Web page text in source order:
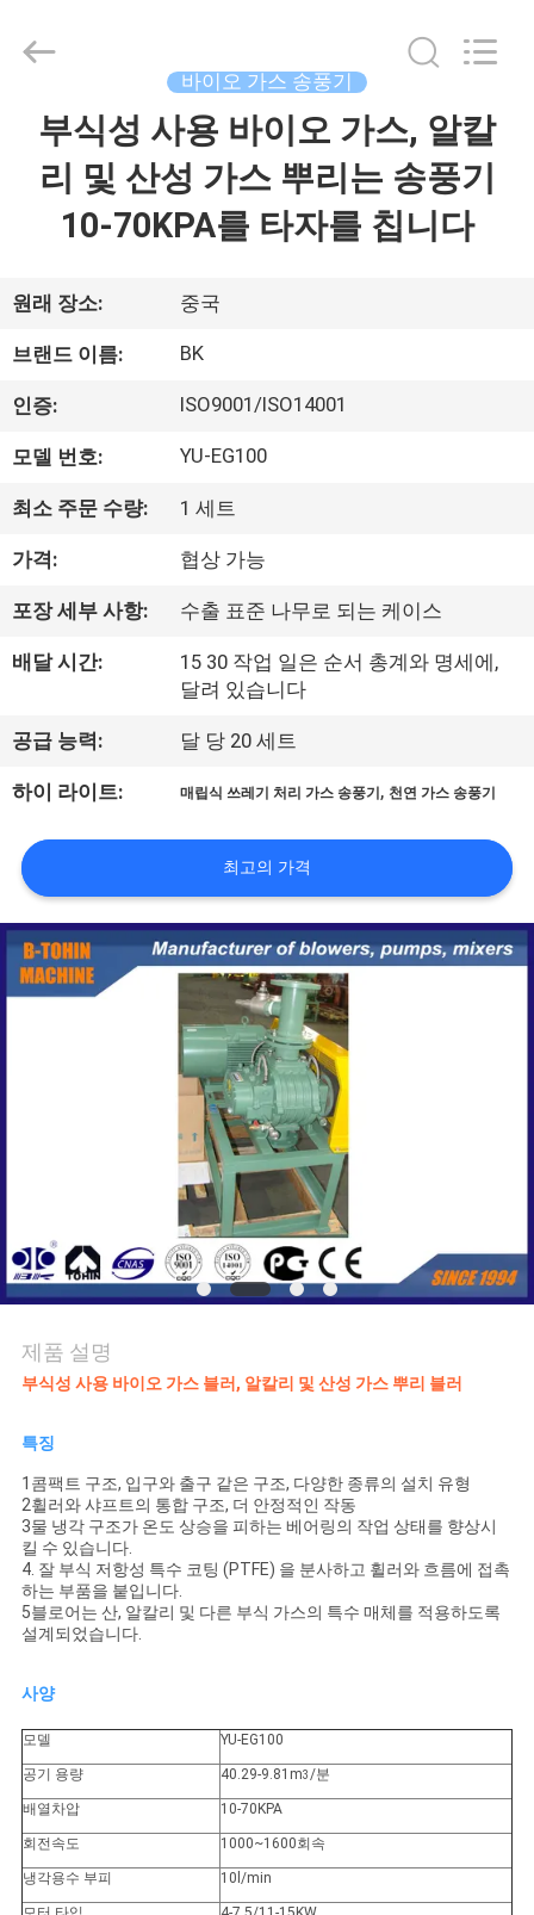
동
영
상
우
리
에
대
여
공
장
여
행
연
락
주
세
요
인
용
을
요
구
하
세
Machine
(Jiangsu)
바이오 가스 송풍기
부식성 사용 바이오 가스, 알칼
리 및 산성 가스 뿌리는 송풍기
10-70KPA를 타자를 칩니다
원래 장소: 중국
브랜드 이름: BK
인증: ISO9001/ISO14001
모델 번호: YU-EG100
최소 주문 수량: 1 세트
가격: 협상 가능
포장 세부 사항: 수출 표준 나무로 되는 케이스
배달 시간:
15 30 작업 일은 순서 총계와 명세에,
달려 있습니다
공급 능력: 달 당 20 세트
하이 라이트: 매립식 쓰레기 처리 가스 송풍기 ,천연 가스 송풍기
최고의 가격
제품 설명
부식성 사용 바이오 가스 블러, 알칼리 및 산성 가스 뿌리 블러
특징
1콤팩트 구조, 입구와 출구 같은 구조, 다양한 종류의 설치 유형
2휠러와 샤프트의 통합 구조, 더 안정적인 작동
3물 냉각 구조가 온도 상승을 피하는 베어링의 작업 상태를 향상시
킬 수 있습니다.
4. 잘 부식 저항성 특수 코팅 (PTFE) 을 분사하고 휠러와 흐름에 접촉
하는 부품을 붙입니다.
5블로어는 산, 알칼리 및 다른 부식 가스의 특수 매체를 적용하도록
설계되었습니다.
사양
모델 YU-EG100
공기 용량 40.29-9.81m3/분
배열차압 10-70KPA
회전속도 1000~1600회속
냉각용수 부피 10l/min